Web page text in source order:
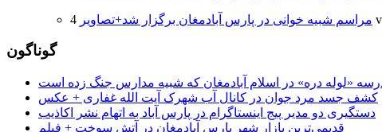
مراسم شبیه خوانی در پارس آبادمغان برگزار شد+تصاویر
گوناگون
کشف جسد مرد جوان در کانال آب شهرک آیت الله غفاری + عکس
دستگیری دو مدیر پیج اینستاگرام در پارس آباد به اتهام نشر اکاذیب
قدیمی‌ترین بازار شهر پارس آبادمغان در آتش سوخت + فیلم